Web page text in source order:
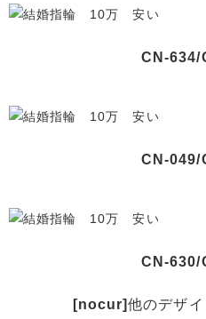
CN-634/
CN-049/
CN-630/
[nocur]他のデザイ